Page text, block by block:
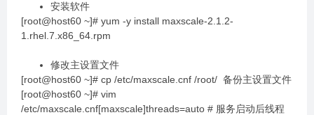
安装软件
[root@host60 ~]# yum -y install maxscale-2.1.2-
1.rhel.7.x86_64.rpm
修改主设置文件
[root@host60 ~]# cp /etc/maxscale.cnf /root/ 备份主设置文件
[root@host60 ~]# vim
/etc/maxscale.cnf[maxscale]threads=auto # 服务启动后线程